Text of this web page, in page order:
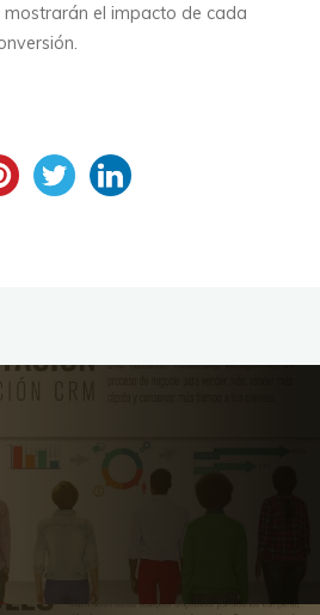
mostrarán el impacto de cada